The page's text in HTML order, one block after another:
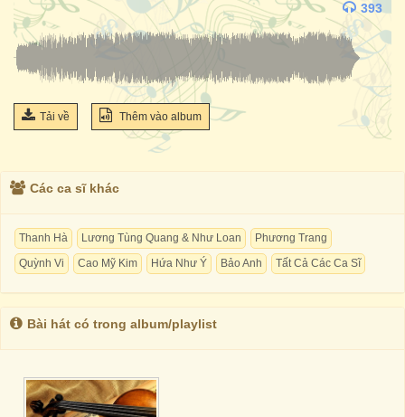
393
Tải về Thêm vào album
Các ca sĩ khác
Thanh Hà Lương Tùng Quang & Như Loan
Phương Trang
Quỳnh Vi
Cao Mỹ Kim Hứa Như Ý Bảo Anh Tất Cả Các Ca Sĩ
Bài hát có trong album/playlist